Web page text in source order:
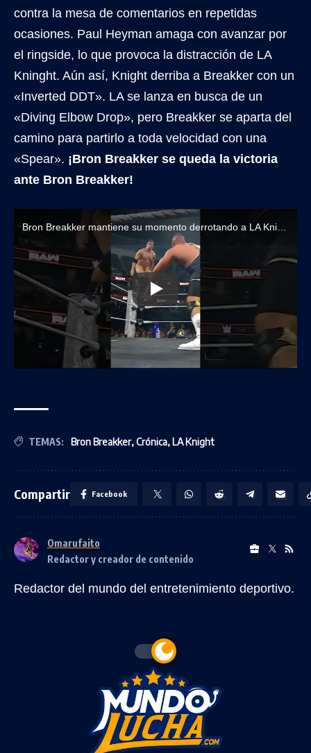
contra la mesa de comentarios en repetidas
ocasiones. Paul Heyman amaga con avanzar por
el ringside, lo que provoca la distracción de LA
Kninght. Aún así, Knight derriba a Breakker con un
«Inverted DDT». LA se lanza en busca de un
«Diving Elbow Drop», pero Breakker se aparta del
camino para partirlo a toda velocidad con una
«Spear». ¡Bron Breakker se queda la victoria
ante Bron Breakker!
TEMAS: Bron Breakker,Crónica, LA Knight
Compartir Facebook
Omarufaito
Redactor y creador de contenido
Redactor del mundo del entretenimiento deportivo.